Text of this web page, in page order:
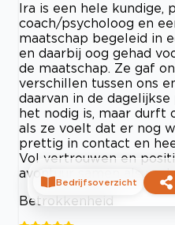
Ira is een hele kundige,
coach/psycholoog en
maatschap begeleid in
en daarbij oog gehad
de maatschap. Ze gaf
verschillen tussen ons
daarvan in de
het nodig is, maar durft
als ze voelt dat er nog
prettig in contact en
Vol vertrouwen en
avontuur samen als
Betrokkenheid
Bedrijfsoverzicht